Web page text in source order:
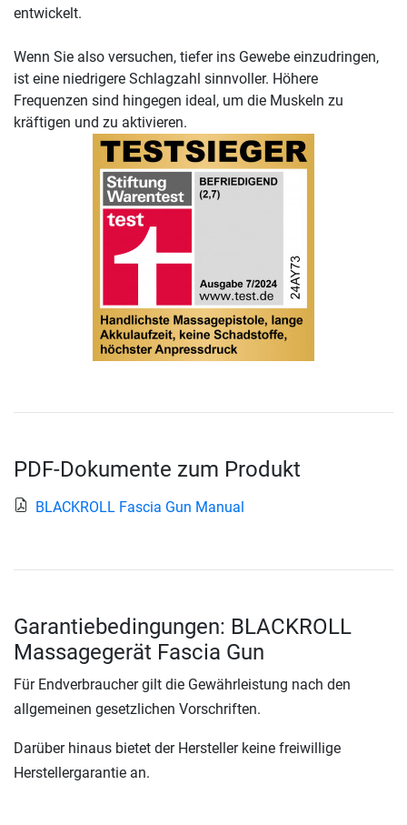
entwickelt.
Wenn Sie also versuchen, tiefer ins Gewebe einzudringen,
ist eine niedrigere Schlagzahl sinnvoller. Höhere
Frequenzen sind hingegen ideal, um die Muskeln zu
kräftigen und zu aktivieren.
PDF-Dokumente zum Produkt
BLACKROLL Fascia Gun Manual
Garantiebedingungen: BLACKROLL
Massagegerät Fascia Gun
Für Endverbraucher gilt die Gewährleistung nach den
allgemeinen gesetzlichen Vorschriften.
Darüber hinaus bietet der Hersteller keine freiwillige
Herstellergarantie an.